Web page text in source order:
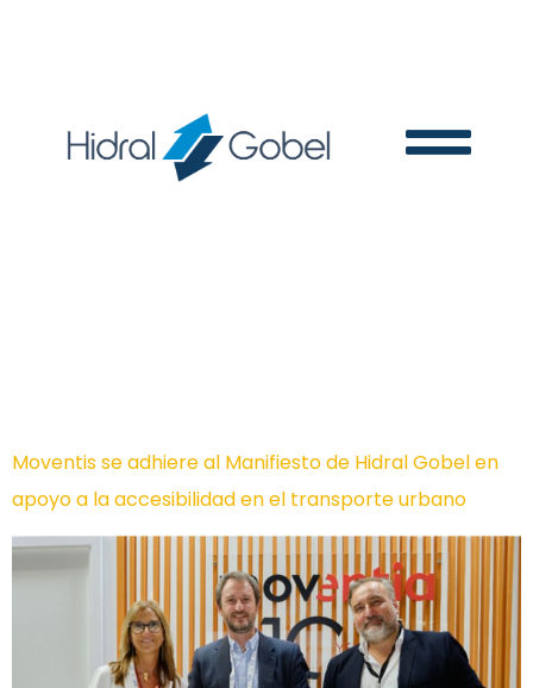
Moventis​ se adhiere al Manifiesto de Hidral Gobel en
apoyo a la accesibilidad en el transporte urbano